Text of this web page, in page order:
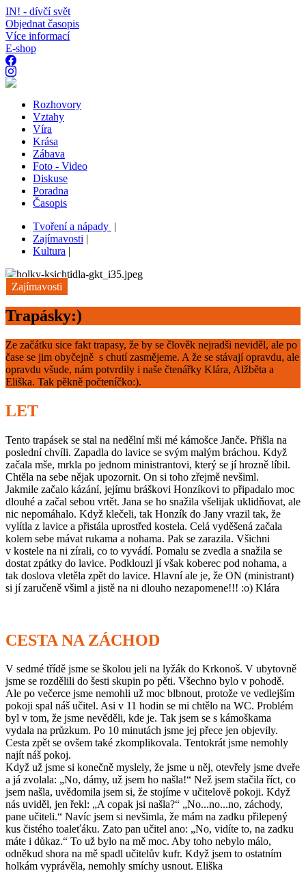
IN! - dívčí svět
Objednat časopis
Více informací
E-shop
Rozhovory
Vztahy
Víra
Krása
Zábava
Foto - Video
Diskuse
Poradna
Časopis
Tvoření a nápady |
Zajímavosti |
Kultura |
Zajímavosti
Trapásky:)
Ze začátku sice fakt trapasy, že by se člověk nejradši neviděl, ale po
čase se jim obyčejně s chutí zasmějeme. A že se stávají opravdu, ale
opravdu všude, nám potvrdily i naše čtenářky Klára, Alžběta a
Eliška. Tak pěkně počteníčko:).
LET
Tento trapásek se stal na nedělní mši mé kámošce Janče. Přišla na
poslední chvíli. Zapadla do lavice se svým malým bráchou. Když
začala mše, mrkla po jednom ministrantovi, který se jí hrozně líbil.
Chtěla na sebe nějak upozornit. On si toho zřejmě nevšiml.
Jakmile začalo kázání, jejímu bráškovi Honzíkovi to připadalo moc
dlouhé a začal sebou vrtět. Jana se ho snažila všelijak uklidňovat, ale
nic nepomáhalo. Když klečeli, tak Honzík do Jany vrazil tak, že
vylítla z lavice a přistála uprostřed kostela. Celá vyděšená začala
kolem sebe mávat rukama a nohama. Pak se zarazila. Všichni
v kostele na ni zírali, co to vyvádí. Pomalu se zvedla a snažila se
dostat zpátky do lavice. Podklouzl jí však koberec pod nohama, a
tak doslova vletěla zpět do lavice. Hlavní ale je, že ON (ministrant)
si jí zaručeně všiml a jistě na ni dlouho nezapomene!!! :o) Klára
CESTA NA ZÁCHOD
V sedmé třídě jsme se školou jeli na lyžák do Krkonoš. V ubytovně
jsme se rozdělili do šesti skupin po pěti. Všechno bylo v pohodě.
Ale po večerce jsme nemohli už moc blbnout, protože ve vedlejším
pokoji spal náš učitel. Asi v 11 hodin se mi chtělo na WC. Problém
byl v tom, že jsme nevěděli, kde je. Tak jsem se s kámoškama
vydala na průzkum. Po 10 minutách jsme jej přece jen objevily.
Cesta zpět se ovšem také zkomplikovala. Tentokrát jsme nemohly
najít náš pokoj.
Když už jsme si konečně myslely, že jsme u něj, otevřely jsme dveře
a já zvolala: „No, dámy, už jsem ho našla!“ Než jsem stačila říct, co
jsem našla, uvědomila jsem si, že stojíme v učitelově pokoji. Když
nás uviděl, jen řekl: „A copak jsi našla?“ „No...no...no, záchody,
pane učiteli.“ Navíc jsem si nevšimla, že mám na zadku přilepený
kus čistého toaleťáku. Zato pan učitel ano: „No, vidíte to, na zadku
máte i důkaz.“ To už bylo na mě moc. Aby toho nebylo málo,
odněkud shora na mě spadl učitelův kufr. Když jsem to ostatním
holkám vyprávěla, nemohly smíchy usnout. Eliška